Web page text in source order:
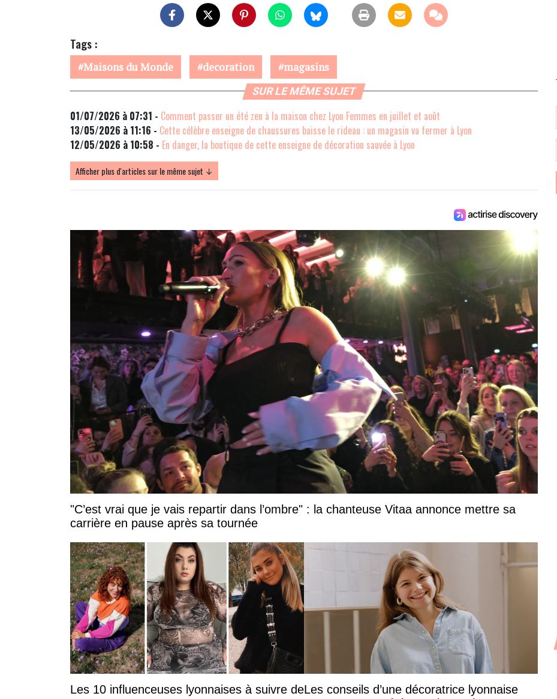
Tags :
Maisons du Monde decoration magasins
SUR LE MÊME SUJET
01/07/2026 à 07:31 - Comment passer un été zen à la maison chez Lyon Femmes en juillet et août
13/05/2026 à 11:16 - Cette célèbre enseigne de chaussures baisse le rideau : un magasin va fermer à Lyon
12/05/2026 à 10:58 - En danger, la boutique de cette enseigne de décoration sauvée à Lyon
Afficher plus d'articles sur le même sujet ↓
"C’est vrai que je vais repartir dans l’ombre" : la chanteuse Vitaa annonce mettre sa
carrière en pause après sa tournée
Les 10 influenceuses lyonnaises à suivre deLes conseils d’une décoratrice lyonnaise